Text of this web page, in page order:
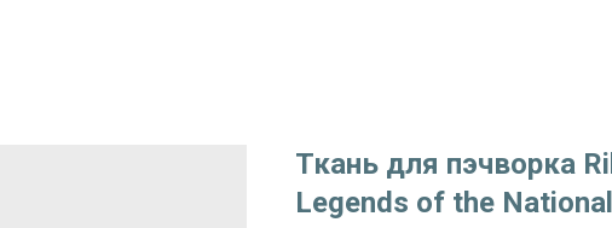
Ткань для пэчворка
Legends of the